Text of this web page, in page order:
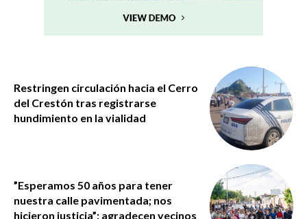
Restringen circulación hacia el Cerro
del Crestón tras registrarse
hundimiento en la vialidad
”Esperamos 50 años para tener
nuestra calle pavimentada; nos
hicieron justicia”: agradecen vecinos